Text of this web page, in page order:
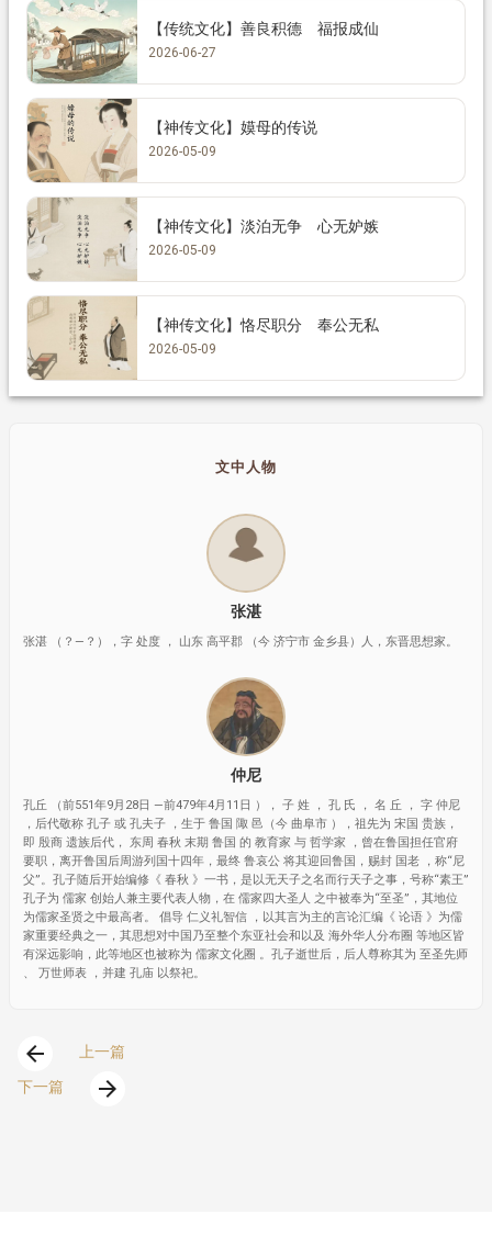
【传统文化】善良积德 福报成仙
2026-06-27
【神传文化】嫫母的传说
2026-05-09
【神传文化】淡泊无争 心无妒嫉
2026-05-09
【神传文化】恪尽职分 奉公无私
2026-05-09
文中人物
张湛
张湛 （？—？），字 处度 ， 山东 高平郡 （今 济宁市 金乡县）人，东晋思想家。
仲尼
孔丘 （前551年9月28日 —前479年4月11日 ）， 子 姓 ， 孔 氏 ， 名 丘 ， 字 仲尼
，后代敬称 孔子 或 孔夫子 ，生于 鲁国 陬 邑（今 曲阜市 ），祖先为 宋国 贵族，
即 殷商 遗族后代， 东周 春秋 末期 鲁国 的 教育家 与 哲学家 ，曾在鲁国担任官府
要职，离开鲁国后周游列国十四年，最终 鲁哀公 将其迎回鲁国，赐封 国老 ，称“尼
父”。孔子随后开始编修《 春秋 》一书，是以无天子之名而行天子之事，号称“素王”
孔子为 儒家 创始人兼主要代表人物，在 儒家四大圣人 之中被奉为“至圣”，其地位
为儒家圣贤之中最高者。 倡导 仁义礼智信 ，以其言为主的言论汇编《 论语 》为儒
家重要经典之一，其思想对中国乃至整个东亚社会和以及 海外华人分布圈 等地区皆
有深远影响，此等地区也被称为 儒家文化圈 。孔子逝世后，后人尊称其为 至圣先师
、 万世师表 ，并建 孔庙 以祭祀。
arrow_back
上一篇
下一篇
arrow_forward